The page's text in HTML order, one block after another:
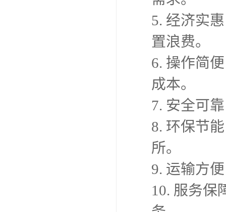
5. 经济实
置浪费。
6. 操作简
成本。
7. 安全可
8. 环保节
所。
9. 运输方
10. 服务保